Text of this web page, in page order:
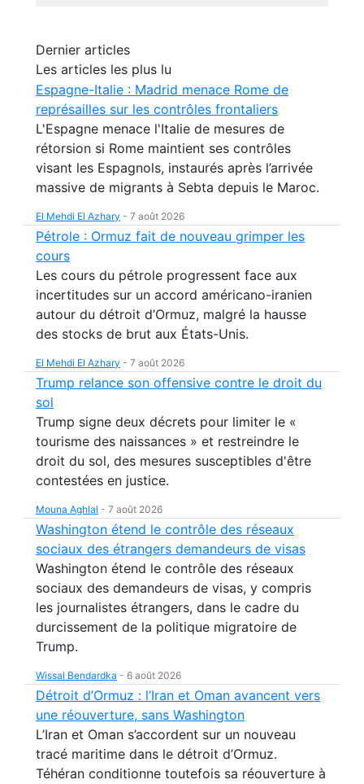
Dernier articles
Les articles les plus lu
Espagne-Italie : Madrid menace Rome de
représailles sur les contrôles frontaliers
L'Espagne menace l'Italie de mesures de
rétorsion si Rome maintient ses contrôles
visant les Espagnols, instaurés après l’arrivée
massive de migrants à Sebta depuis le Maroc.
El Mehdi El Azhary - 7 août 2026
Pétrole : Ormuz fait de nouveau grimper les
cours
Les cours du pétrole progressent face aux
incertitudes sur un accord américano-iranien
autour du détroit d’Ormuz, malgré la hausse
des stocks de brut aux États-Unis.
El Mehdi El Azhary - 7 août 2026
Trump relance son offensive contre le droit du
sol
Trump signe deux décrets pour limiter le «
tourisme des naissances » et restreindre le
droit du sol, des mesures susceptibles d'être
contestées en justice.
Mouna Aghlal - 7 août 2026
Washington étend le contrôle des réseaux
sociaux des étrangers demandeurs de visas
Washington étend le contrôle des réseaux
sociaux des demandeurs de visas, y compris
les journalistes étrangers, dans le cadre du
durcissement de la politique migratoire de
Trump.
Wissal Bendardka - 6 août 2026
Détroit d’Ormuz : l’Iran et Oman avancent vers
une réouverture, sans Washington
L’Iran et Oman s’accordent sur un nouveau
tracé maritime dans le détroit d’Ormuz.
Téhéran conditionne toutefois sa réouverture à